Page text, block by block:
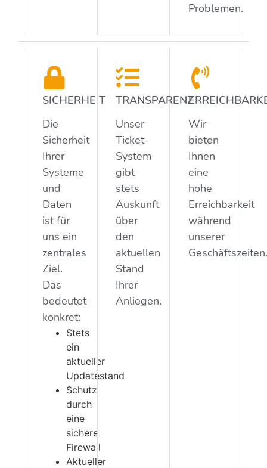
Problemen.
SICHERHEIT
Die
Sicherheit
Ihrer
Systeme
und
Daten
ist für
uns ein
zentrales
Ziel.
Das
bedeutet
konkret:
Stets
ein
aktueller
Updatestand
Schutz
durch
eine
sichere
Firewall
Aktueller
TRANSPARENZ
Unser
Ticket-
System
gibt
stets
Auskunft
über
den
aktuellen
Stand
Ihrer
Anliegen.
Wir
bieten
Ihnen
eine
hohe
Erreichbarkeit
während
unserer